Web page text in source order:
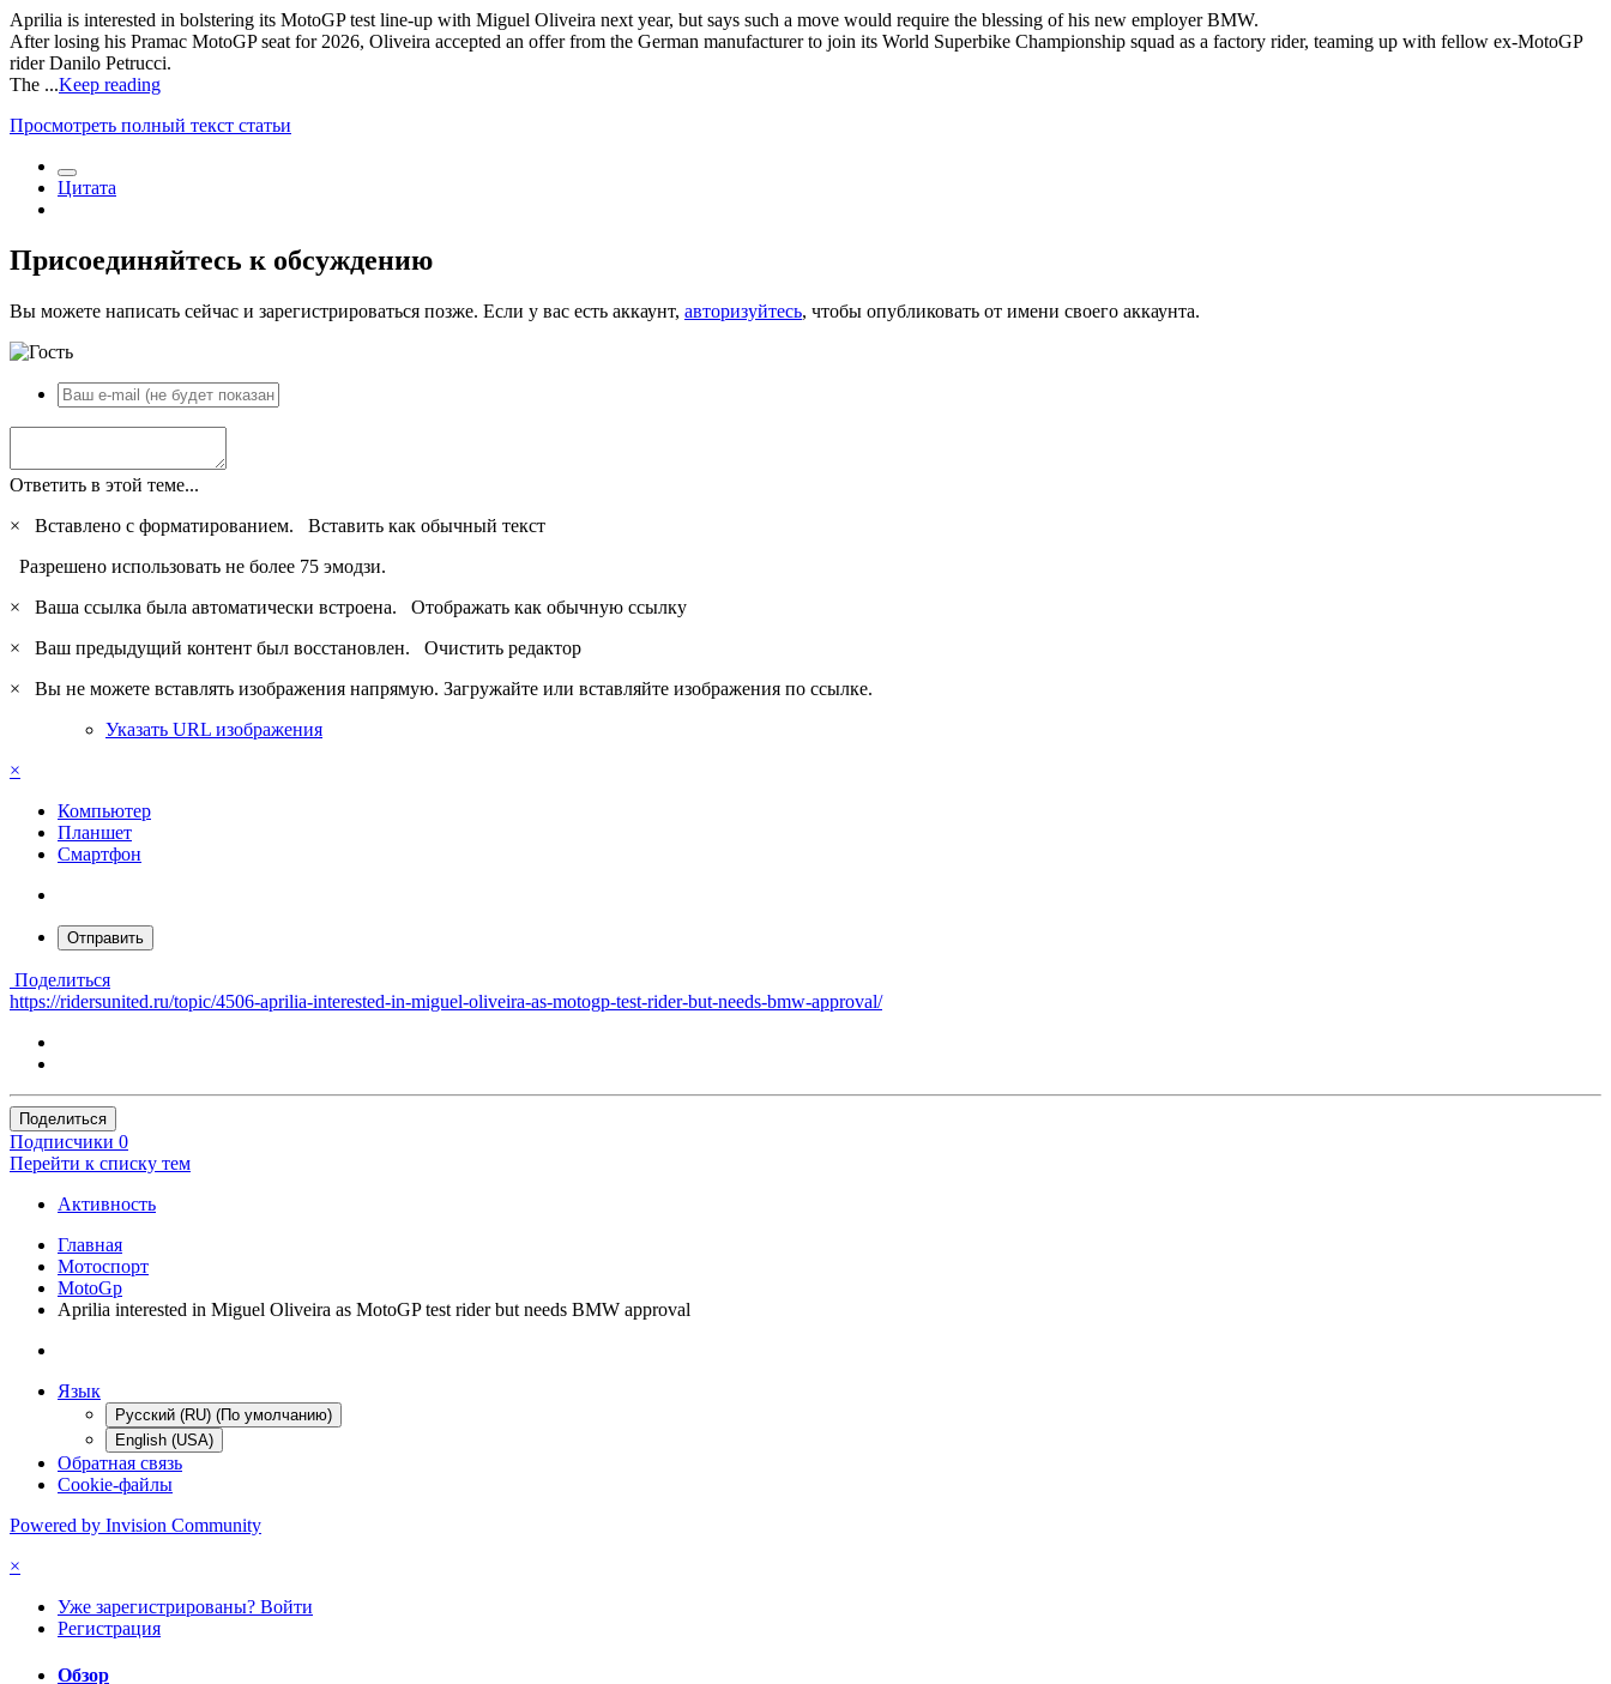
Aprilia is interested in bolstering its MotoGP test line-up with Miguel Oliveira next year, but says such a move would require the blessing of his new employer BMW.
After losing his Pramac MotoGP seat for 2026, Oliveira accepted an offer from the German manufacturer to join its World Superbike Championship squad as a factory rider, teaming up with fellow ex-MotoGP
rider Danilo Petrucci.
The ...Keep reading
Просмотреть полный текст статьи
Цитата
Присоединяйтесь к обсуждению
Вы можете написать сейчас и зарегистрироваться позже. Если у вас есть аккаунт, авторизуйтесь, чтобы опубликовать от имени своего аккаунта.
Ответить в этой теме...
×
Вставлено с форматированием. Вставить как обычный текст
Разрешено использовать не более 75 эмодзи.
×
Ваша ссылка была автоматически встроена. Отображать как обычную ссылку
×
Ваш предыдущий контент был восстановлен. Очистить редактор
×
Вы не можете вставлять изображения напрямую. Загружайте или вставляйте изображения по ссылке.
Указать URL изображения
×
Компьютер
Планшет
Смартфон
Отправить
Поделиться
https://ridersunited.ru/topic/4506-aprilia-interested-in-miguel-oliveira-as-motogp-test-rider-but-needs-bmw-approval/
Поделиться
Подписчики 0
Перейти к списку тем
Активность
Главная
Мотоспорт
MotoGp
Aprilia interested in Miguel Oliveira as MotoGP test rider but needs BMW approval
Язык
Русский (RU) (По умолчанию)
English (USA)
Обратная связь
Cookie-файлы
Powered by Invision Community
×
Уже зарегистрированы? Войти
Регистрация
Обзор